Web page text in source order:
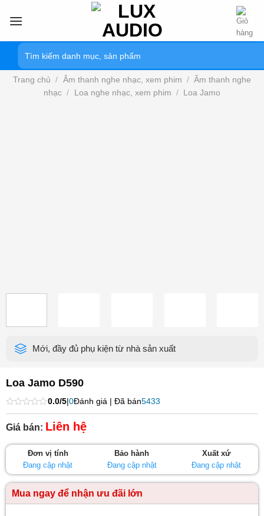
qua
Tìm
kiếm:
Trang chủ / Âm thanh nghe nhạc, xem phim / Âm thanh nghe
nhạc / Loa nghe nhạc, xem phim / Loa Jamo
Mới, đầy đủ phụ kiện từ nhà sản xuất
Loa Jamo D590
Được
xếp
hạng
5
0.0/5|0Đánh giá | Đã bán5433
Giá bán: Liên hệ
Đơn vị tính
Đang cập nhật
Bảo hành
Đang cập nhật
Xuất xứ
Đang cập nhật
Mua ngay để nhận ưu đãi lớn